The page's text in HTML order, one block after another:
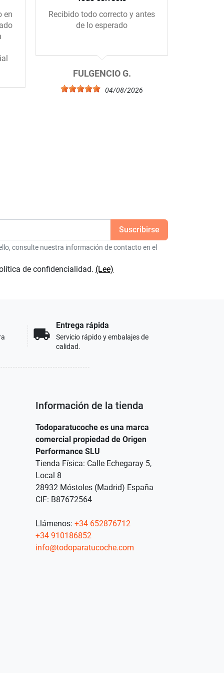
en
Recibido todo correcto y antes
de lo esperado
FULGENCIO G.
04/08/2026
consulte nuestra información de contacto en el
de confidencialidad. (Lee)
local_shipping
Entrega rápida
Servicio rápido y embalajes de
calidad.
Información de la tienda
Todoparatucoche es una marca
comercial propiedad de Origen
Performance SLU
Tienda Física: Calle Echegaray 5,
Local 8
28932 Móstoles (Madrid) España
CIF: B87672564
Llámenos: +34 652876712
+34 910186852
info@todoparatucoche.com